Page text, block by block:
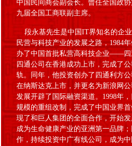
中国民间商会副会长。曾任全国政
九届全国工商联副主席。
段永基先生是中国IT界知名的企业
民营与科技产业的发展之路，1984
办了中国首批私营高科技企业——四
四通公司在香港成功上市，完成了
轨。同年，他投资创办了四通利方
在纳斯达克上市，并更名为新浪网
发展开辟了国际融资渠道。1998年
规模的重组改制，完成了中国业界
现了和巨人集团的全面合作，开始
成为生命健康产业的亚洲第一品牌
作，持续投资中广有线公司，成为